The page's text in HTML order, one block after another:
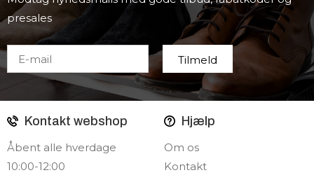
presales
Kontakt webshop
Åbent alle hverdage
10:00-12:00
Hjælp
Om os
Kontakt